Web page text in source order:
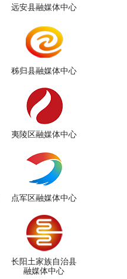
远安县融媒体中心
秭归县融媒体中心
夷陵区融媒体中心
点军区融媒体中心
长阳土家族自治县
融媒体中心